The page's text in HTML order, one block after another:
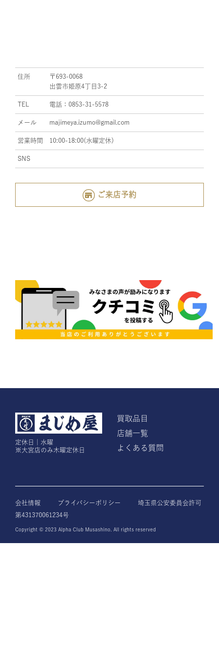
住所
〒693-0068
出雲市姫原4丁目3-2
TEL 電話：0853-31-5578
メール majimeya.izumo@gmail.com
営業時間 10:00-18:00(水曜定休)
SNS
ご来店予約
定休日｜水曜
※大宮店のみ木曜定休日
買取品目
店舗一覧
よくある質問
会社情報 プライバシーポリシー
埼玉県公安委員会許可
第431370061234号
Copyright © 2023 Alpha Club Musashino. All rights reserved